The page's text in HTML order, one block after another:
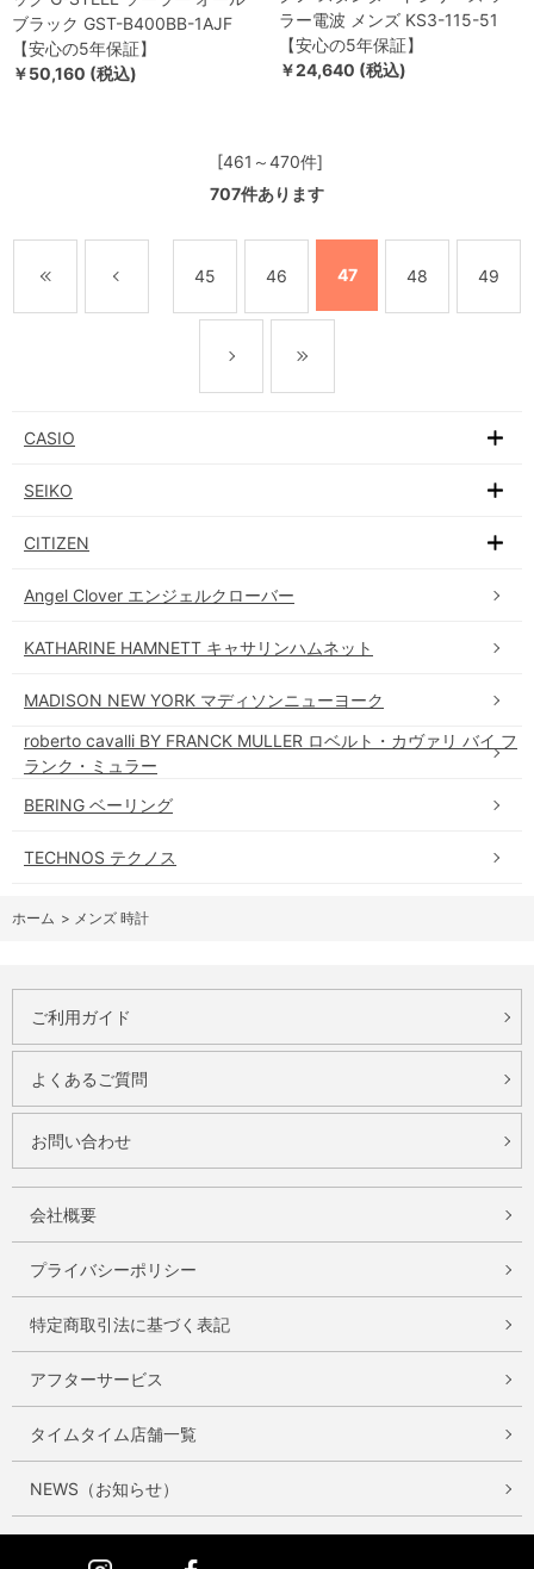
ブラック GST-B400BB-1AJF
【安心の5年保証】
￥50,160 (税込)
ラー電波 メンズ KS3-115-51
【安心の5年保証】
￥24,640 (税込)
[461～470件]
707件あります
45 46 47 48 49
CASIO
SEIKO
CITIZEN
Angel Clover エンジェルクローバー
KATHARINE HAMNETT キャサリンハムネット
MADISON NEW YORK マディソンニューヨーク
roberto cavalli BY FRANCK MULLER ロベルト・カヴァリ バイ フ
ランク・ミュラー
BERING ベーリング
TECHNOS テクノス
ホーム > メンズ 時計
ご利用ガイド
よくあるご質問
お問い合わせ
会社概要
プライバシーポリシー
特定商取引法に基づく表記
アフターサービス
タイムタイム店舗一覧
NEWS（お知らせ）